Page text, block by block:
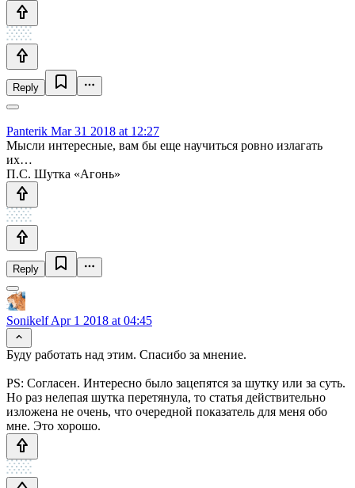
Reply
Panterik Mar 31 2018 at 12:27
Мысли интересные, вам бы еще научиться ровно излагать
их…
П.С. Шутка «Агонь»
Reply
SonikelfApr 1 2018 at 04:45
Буду работать над этим. Спасибо за мнение.
PS: Согласен. Интересно было зацепятся за шутку или за суть.
Но раз нелепая шутка перетянула, то статья действительно
изложена не очень, что очередной показатель для меня обо
мне. Это хорошо.